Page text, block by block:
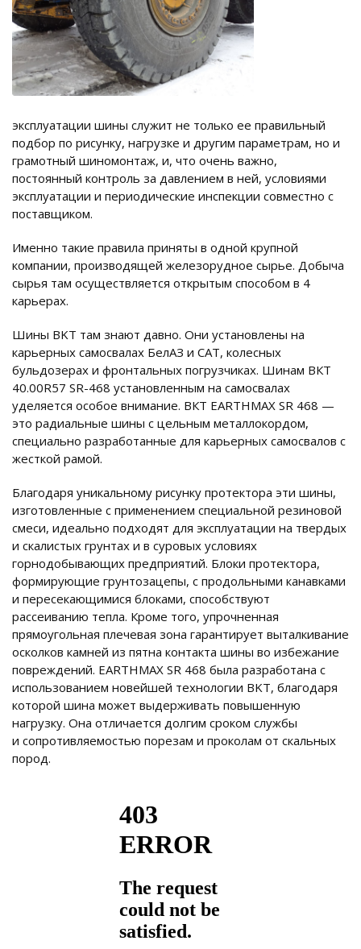
эксплуатации шины служит не только ее правильный
подбор по рисунку, нагрузке и другим параметрам, но и
грамотный шиномонтаж, и, что очень важно,
постоянный контроль за давлением в ней, условиями
эксплуатации и периодические инспекции совместно с
поставщиком.
Именно такие правила приняты в одной крупной
компании, производящей железорудное сырье. Добыча
сырья там осуществляется открытым способом в 4
карьерах.
Шины BKT там знают давно. Они установлены на
карьерных самосвалах БелАЗ и CAT, колесных
бульдозерах и фронтальных погрузчиках. Шинам ВКТ
40.00R57 SR-468 установленным на самосвалах
уделяется особое внимание. ВКТ EARTHMAX SR 468 —
это радиальные шины с цельным металлокордом,
специально разработанные для карьерных самосвалов с
жесткой рамой.
Благодаря уникальному рисунку протектора эти шины,
изготовленные с применением специальной резиновой
смеси, идеально подходят для эксплуатации на твердых
и скалистых грунтах и в суровых условиях
горнодобывающих предприятий. Блоки протектора,
формирующие грунтозацепы, с продольными канавками
и пересекающимися блоками, способствуют
рассеиванию тепла. Кроме того, упрочненная
прямоугольная плечевая зона гарантирует выталкивание
осколков камней из пятна контакта шины во избежание
повреждений. EARTHMAX SR 468 была разработана с
использованием новейшей технологии BKT, благодаря
которой шина может выдерживать повышенную
нагрузку. Она отличается долгим сроком службы
и сопротивляемостью порезам и проколам от скальных
пород.